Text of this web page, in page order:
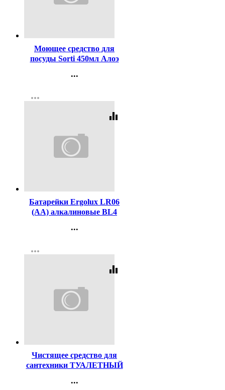
Моющее средство для
посуды Sorti 450мл Алоэ
...
Регистрация
more_horiz
equalizer
Батарейки Ergolux LR06
(АА) алкалиновые BL4
без блистера
...
Регистрация
more_horiz
equalizer
Чистящее средство для
сантехники ТУАЛЕТНЫЙ
Антипятна
...